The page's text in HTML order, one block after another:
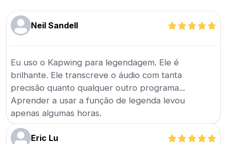
Neil Sandell
Eu uso o Kapwing para legendagem. Ele é
brilhante. Ele transcreve o áudio com tanta
precisão quanto qualquer outro programa...
Aprender a usar a função de legenda levou
apenas algumas horas.
Eric Lu